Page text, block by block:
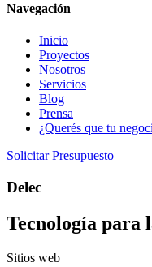
Navegación
Inicio
Proyectos
Nosotros
Servicios
Blog
Prensa
¿Querés que tu
Solicitar Presupuesto
Delec
Tecnología para
Sitios web